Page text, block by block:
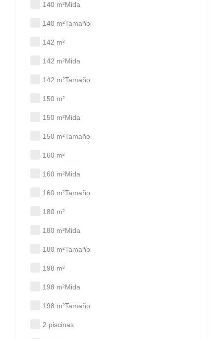
140 m²Mida
140 m²Tamaño
142 m²
142 m²Mida
142 m²Tamaño
150 m²
150 m²Mida
150 m²Tamaño
160 m²
160 m²Mida
160 m²Tamaño
180 m²
180 m²Mida
180 m²Tamaño
198 m²
198 m²Mida
198 m²Tamaño
2 piscinas